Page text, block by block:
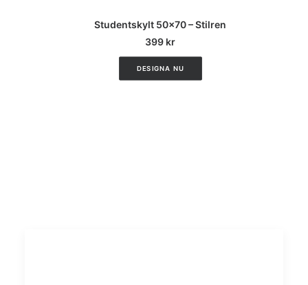
Studentskylt 50×70 – Stilren
399 kr
DESIGNA NU